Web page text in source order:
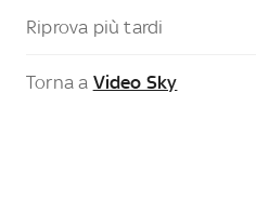
Riprova più tardi
Torna a Video Sky